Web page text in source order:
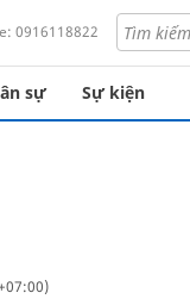
0916118822
sự Sự kiện